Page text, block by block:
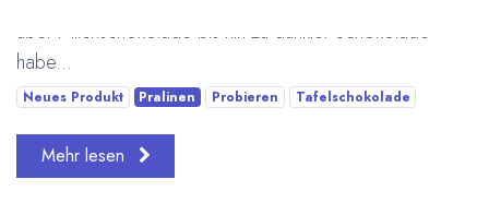
über Milchschokolade bis hin zu dunkler Schokolade
habe...
Neues Produkt Pralinen Probieren Tafelschokolade
Mehr lesen